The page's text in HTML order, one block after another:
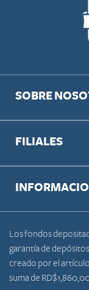
SOBRE
FILIALES
Los fondos
garantía de
creado por el
suma de